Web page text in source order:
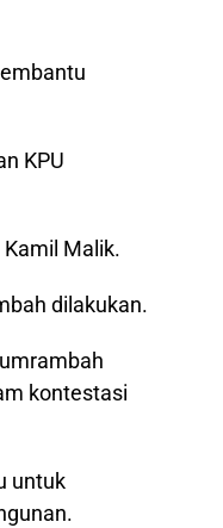
KPU
Malik.
dilakukan.
kontestasi
untuk